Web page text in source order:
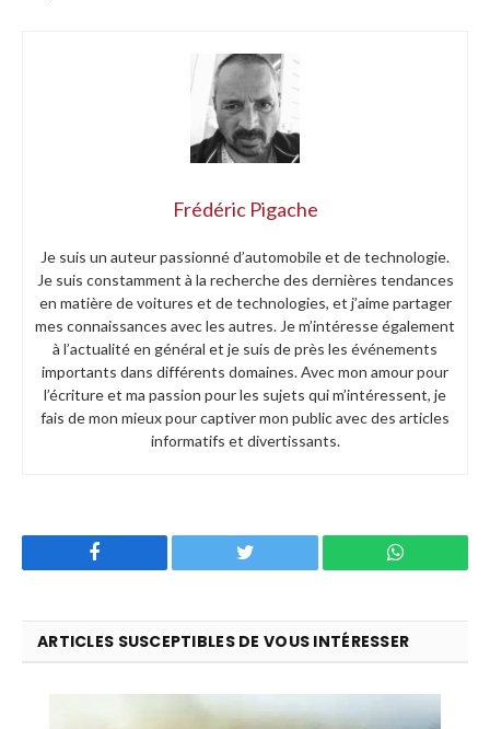
Frédéric Pigache
Je suis un auteur passionné d’automobile et de technologie.
Je suis constamment à la recherche des dernières tendances
en matière de voitures et de technologies, et j’aime partager
mes connaissances avec les autres. Je m’intéresse également
à l’actualité en général et je suis de près les événements
importants dans différents domaines. Avec mon amour pour
l’écriture et ma passion pour les sujets qui m’intéressent, je
fais de mon mieux pour captiver mon public avec des articles
informatifs et divertissants.
Twitter WhatsApp
ARTICLES SUSCEPTIBLES DE VOUS INTÉRESSER